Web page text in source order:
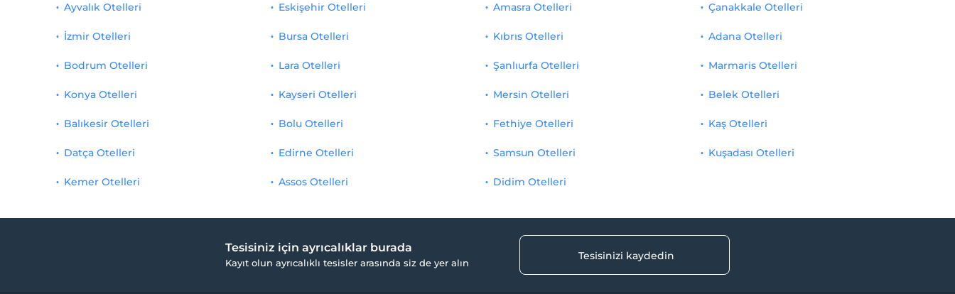
Ayvalık Otelleri
İzmir Otelleri
Eskişehir Otelleri
Bursa Otelleri
Amasra Otelleri
Kıbrıs Otelleri
Çanakkale Otelleri
Adana Otelleri
Bodrum Otelleri
Konya Otelleri
Balıkesir Otelleri
Datça Otelleri
Kemer Otelleri
Lara Otelleri
Kayseri Otelleri
Bolu Otelleri
Edirne Otelleri
Assos Otelleri
Şanlıurfa Otelleri
Mersin Otelleri
Fethiye Otelleri
Samsun Otelleri
Didim Otelleri
Marmaris Otelleri
Belek Otelleri
Kaş Otelleri
Kuşadası Otelleri
Tesisiniz için ayrıcalıklar burada
Kayıt olun ayrıcalıklı tesisler arasında siz de yer alın
Tesisinizi kaydedin